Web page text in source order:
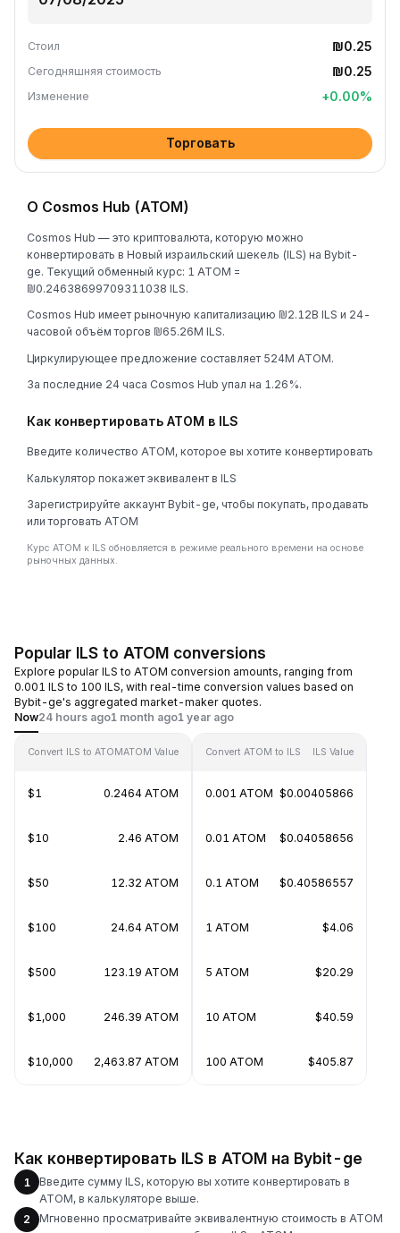
Стоил ₪0.25
Сегодняшняя стоимость ₪0.25
Изменение +0.00%
Торговать
О Cosmos Hub (ATOM)
Cosmos Hub — это криптовалюта, которую можно
конвертировать в Новый израильский шекель (ILS) на Bybit-
ge. Текущий обменный курс: 1 ATOM =
₪0.24638699709311038 ILS.
Cosmos Hub имеет рыночную капитализацию ₪2.12B ILS и 24-
часовой объём торгов ₪65.26M ILS.
Циркулирующее предложение составляет 524M ATOM.
За последние 24 часа Cosmos Hub упал на 1.26%.
Как конвертировать ATOM в ILS
Введите количество ATOM, которое вы хотите конвертировать
Калькулятор покажет эквивалент в ILS
Зарегистрируйте аккаунт Bybit-ge, чтобы покупать, продавать
или торговать ATOM
Курс ATOM к ILS обновляется в режиме реального времени на основе
рыночных данных.
Popular ILS to ATOM conversions
Explore popular ILS to ATOM conversion amounts, ranging from
0.001 ILS to 100 ILS, with real-time conversion values based on
Bybit-ge's aggregated market-maker quotes.
Now24 hours ago1 month ago1 year ago
Convert ILS to ATOMATOM Value
$1 0.2464 ATOM
$10 2.46 ATOM
$50 12.32 ATOM
$100 24.64 ATOM
$500 123.19 ATOM
$1,000 246.39 ATOM
$10,000 2,463.87 ATOM
Convert ATOM to ILS ILS Value
0.001 ATOM $0.00405866
0.01 ATOM $0.04058656
0.1 ATOM $0.40586557
1 ATOM $4.06
5 ATOM $20.29
10 ATOM $40.59
100 ATOM $405.87
Как конвертировать ILS в ATOM на Bybit-ge
1
Введите сумму ILS, которую вы хотите конвертировать в
ATOM, в калькуляторе выше.
2
Мгновенно просматривайте эквивалентную стоимость в ATOM